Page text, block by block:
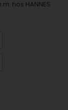
hos HANNES